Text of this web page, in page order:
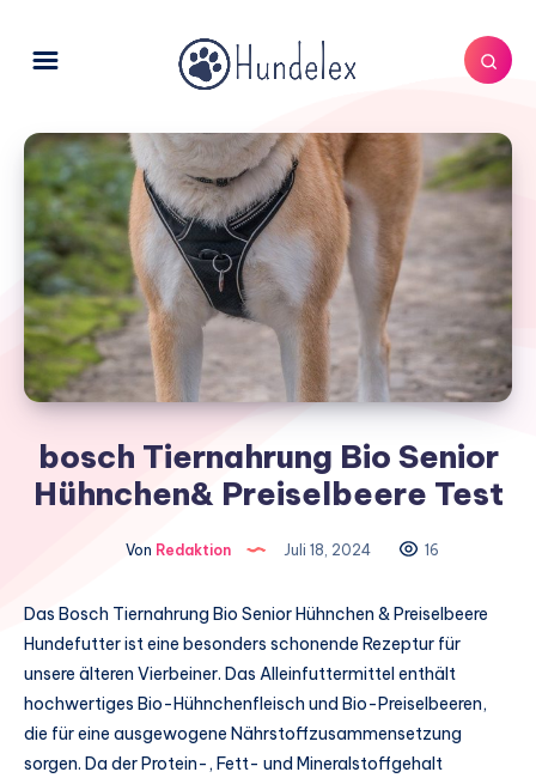
bosch Tiernahrung Bio Senior
Hühnchen& Preiselbeere Test
Von Redaktion Juli 18, 2024 16
Das Bosch Tiernahrung Bio Senior Hühnchen & Preiselbeere
Hundefutter ist eine besonders schonende Rezeptur für
unsere älteren Vierbeiner. Das Alleinfuttermittel enthält
hochwertiges Bio-Hühnchenfleisch und Bio-Preiselbeeren,
die für eine ausgewogene Nährstoffzusammensetzung
sorgen. Da der Protein-, Fett- und Mineralstoffgehalt